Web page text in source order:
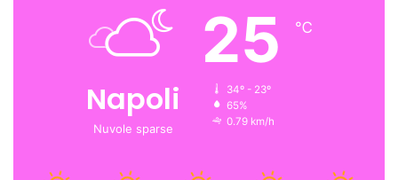
Napoli
Nuvole sparse
25 ℃
34º - 23º
65%
0.79 km/h